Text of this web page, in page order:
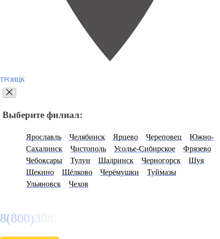
ТРОИЦК
Выберите филиал:
Ярославль Челябинск Ярцево Череповец
Южно-
Сахалинск
Чистополь Усолье-Сибирское
Фрязево
Чебоксары
Тулун Шадринск Черногорск
Шуя
Щекино
Щёлково Черёмушки
Туймазы
Ульяновск
Чехов
8(800)3085303